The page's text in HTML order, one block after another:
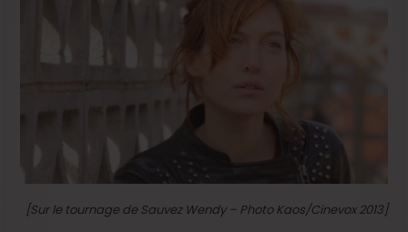
[Sur le tournage de Sauvez Wendy – Photo Kaos/Cinevox 2013]